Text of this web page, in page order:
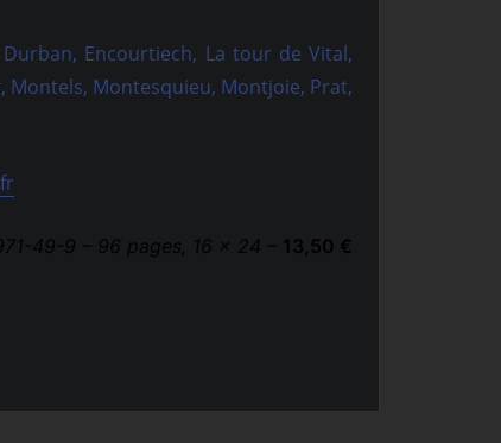
Encourtiech, La tour de Vital,
Montels, Montesquieu, Montjoie, Prat,
49-9 – 96 pages, 16 x 24 – 13,50 €